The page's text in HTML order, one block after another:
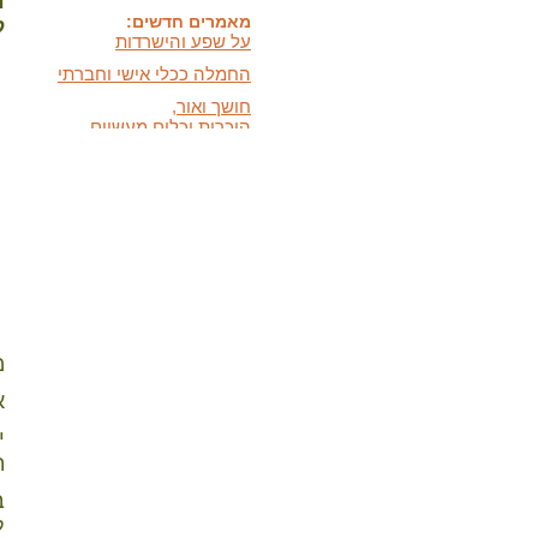
על שפע והישרדות
החמלה ככלי אישי וחברתי
חושך ואור,
היכרות וכלים מעשיים
כלים לעזרה עצמית במצבי